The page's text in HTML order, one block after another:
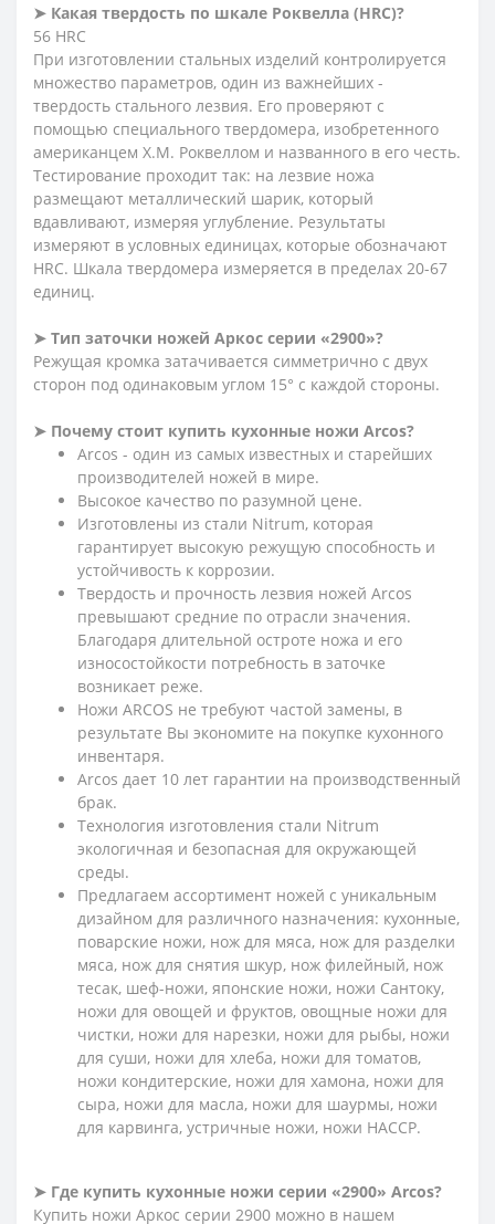
➤ Какая твердость по шкале Роквелла (HRC)?
56 HRC
При изготовлении стальных изделий контролируется
множество параметров, один из важнейших -
твердость стального лезвия. Его проверяют с
помощью специального твердомера, изобретенного
американцем Х.М. Роквеллом и названного в его честь.
Тестирование проходит так: на лезвие ножа
размещают металлический шарик, который
вдавливают, измеряя углубление. Результаты
измеряют в условных единицах, которые обозначают
HRC. Шкала твердомера измеряется в пределах 20-67
единиц.
➤ Тип заточки ножей Аркос серии «2900»?
Режущая кромка затачивается симметрично с двух
сторон под одинаковым углом 15° с каждой стороны.
➤ Почему стоит купить кухонные ножи Arcos?
Arcos - один из самых известных и старейших
производителей ножей в мире.
Высокое качество по разумной цене.
Изготовлены из стали Nitrum, которая
гарантирует высокую режущую способность и
устойчивость к коррозии.
Твердость и прочность лезвия ножей Arcos
превышают средние по отрасли значения.
Благодаря длительной остроте ножа и его
износостойкости потребность в заточке
возникает реже.
Ножи ARCOS не требуют частой замены, в
результате Вы экономите на покупке кухонного
инвентаря.
Arcos дает 10 лет гарантии на производственный
брак.
Технология изготовления стали Nitrum
экологичная и безопасная для окружающей
среды.
Предлагаем ассортимент ножей с уникальным
дизайном для различного назначения: кухонные,
поварские ножи, нож для мяса, нож для разделки
мяса, нож для снятия шкур, нож филейный, нож
тесак, шеф-ножи, японские ножи, ножи Сантоку,
ножи для овощей и фруктов, овощные ножи для
чистки, ножи для нарезки, ножи для рыбы, ножи
для суши, ножи для хлеба, ножи для томатов,
ножи кондитерские, ножи для хамона, ножи для
сыра, ножи для масла, ножи для шаурмы, ножи
для карвинга, устричные ножи, ножи HACCP.
➤ Где купить кухонные ножи серии «2900» Arcos?
Купить ножи Аркос серии 2900 можно в нашем